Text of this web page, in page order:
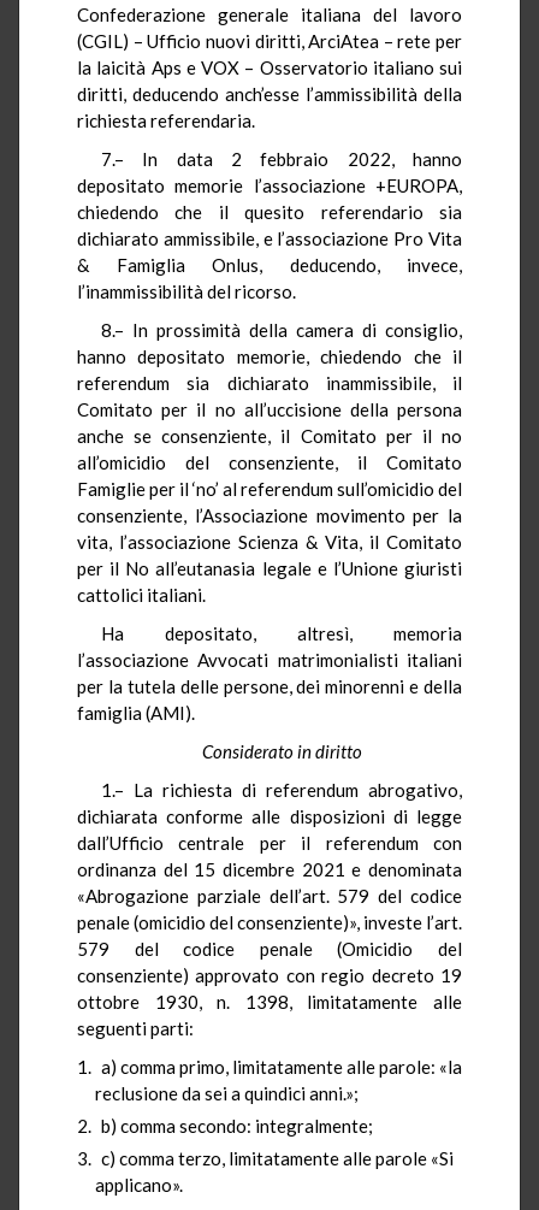
Confederazione generale italiana del lavoro
(CGIL) – Ufficio nuovi diritti, ArciAtea – rete per
la laicità Aps e VOX – Osservatorio italiano sui
diritti, deducendo anch’esse l’ammissibilità della
richiesta referendaria.
7.– In data 2 febbraio 2022, hanno
depositato memorie l’associazione +EUROPA,
chiedendo che il quesito referendario sia
dichiarato ammissibile, e l’associazione Pro Vita
& Famiglia Onlus, deducendo, invece,
l’inammissibilità del ricorso.
8.– In prossimità della camera di consiglio,
hanno depositato memorie, chiedendo che il
referendum sia dichiarato inammissibile, il
Comitato per il no all’uccisione della persona
anche se consenziente, il Comitato per il no
all’omicidio del consenziente, il Comitato
Famiglie per il ‘no’ al referendum sull’omicidio del
consenziente, l’Associazione movimento per la
vita, l’associazione Scienza & Vita, il Comitato
per il No all’eutanasia legale e l’Unione giuristi
cattolici italiani.
Ha depositato, altresì, memoria
l’associazione Avvocati matrimonialisti italiani
per la tutela delle persone, dei minorenni e della
famiglia (AMI).
Considerato in diritto
1.– La richiesta di referendum abrogativo,
dichiarata conforme alle disposizioni di legge
dall’Ufficio centrale per il referendum con
ordinanza del 15 dicembre 2021 e denominata
«Abrogazione parziale dell’art. 579 del codice
penale (omicidio del consenziente)», investe l’art.
579 del codice penale (Omicidio del
consenziente) approvato con regio decreto 19
ottobre 1930, n. 1398, limitatamente alle
seguenti parti:
a) comma primo, limitatamente alle parole: «la
reclusione da sei a quindici anni.»;
b) comma secondo: integralmente;
c) comma terzo, limitatamente alle parole «Si
applicano».